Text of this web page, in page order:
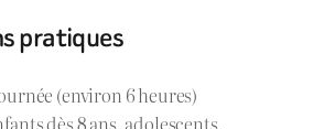
pratiques
(environ 6 heures)
dès 8 ans, adolescents,